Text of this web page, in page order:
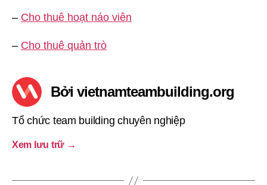
– Cho thuê hoạt náo viên
– Cho thuê quản trò
Bởi vietnamteambuilding.org
Tổ chức team building chuyên nghiệp
Xem lưu trữ →